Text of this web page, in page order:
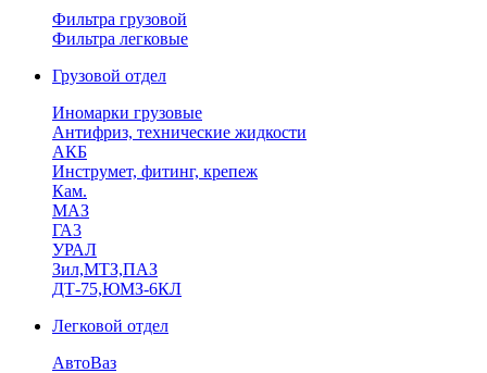
Фильтра грузовой
Фильтра легковые
Грузовой отдел
Иномарки грузовые
Антифриз, технические жидкости
АКБ
Инструмет, фитинг, крепеж
Кам.
МАЗ
ГА3
УРАЛ
Зил,МТЗ,ПАЗ
ДТ-75,ЮМЗ-6КЛ
Легковой отдел
АвтоВаз